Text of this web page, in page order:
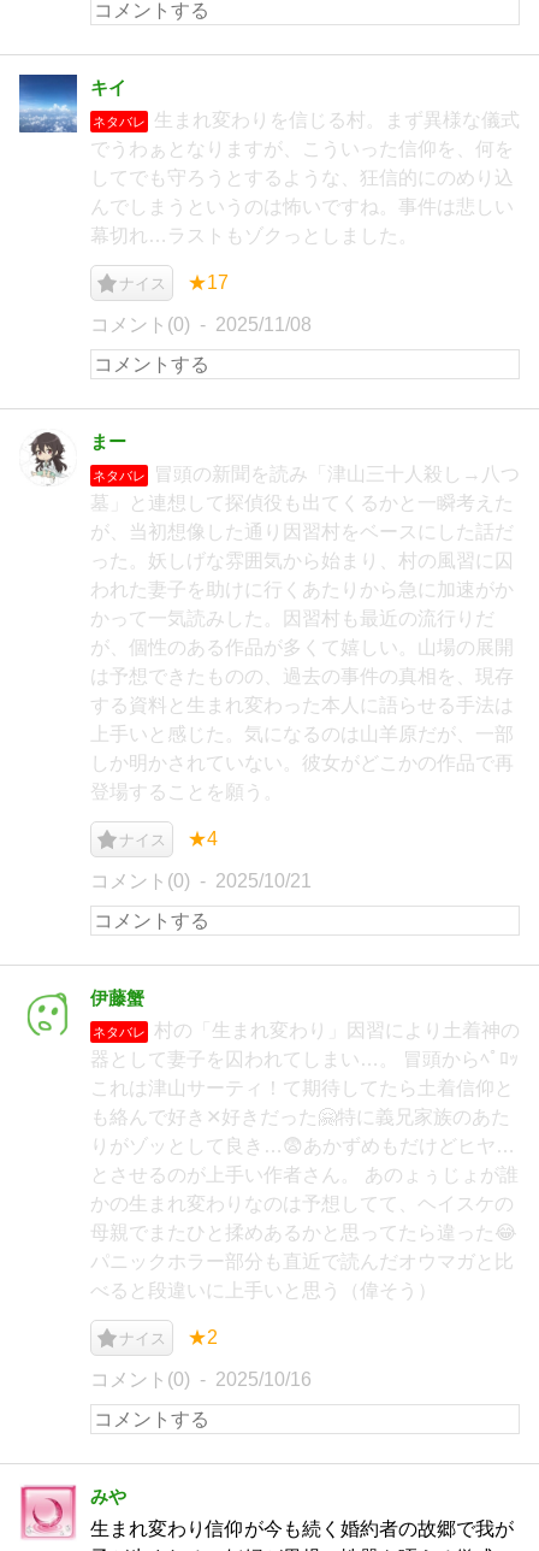
キイ
ネタバレ
生まれ変わりを信じる村。まず異様な儀式
でうわぁとなりますが、こういった信仰を、何を
してでも守ろうとするような、狂信的にのめり込
んでしまうというのは怖いですね。事件は悲しい
幕切れ…ラストもゾクっとしました。
ナイス ★17
コメント(0) 2025/11/08
まー
ネタバレ
冒頭の新聞を読み「津山三十人殺し→八つ
墓」と連想して探偵役も出てくるかと一瞬考えた
が、当初想像した通り因習村をベースにした話だ
った。妖しげな雰囲気から始まり、村の風習に囚
われた妻子を助けに行くあたりから急に加速がか
かって一気読みした。因習村も最近の流行りだ
が、個性のある作品が多くて嬉しい。山場の展開
は予想できたものの、過去の事件の真相を、現存
する資料と生まれ変わった本人に語らせる手法は
上手いと感じた。気になるのは山羊原だが、一部
しか明かされていない。彼女がどこかの作品で再
登場することを願う。
ナイス ★4
コメント(0) 2025/10/21
伊藤蟹
ネタバレ
村の「生まれ変わり」因習により土着神の
器として妻子を囚われてしまい…。 冒頭からﾍﾟﾛｯ
これは津山サーティ！て期待してたら土着信仰と
も絡んで好き✕好きだった🤗特に義兄家族のあた
りがゾッとして良き…😨あかずめもだけどヒヤ…
とさせるのが上手い作者さん。 あのょぅじょが誰
かの生まれ変わりなのは予想してて、ヘイスケの
母親でまたひと揉めあるかと思ってたら違った😂
パニックホラー部分も直近で読んだオウマガと比
べると段違いに上手いと思う（偉そう）
ナイス ★2
コメント(0) 2025/10/16
みや
生まれ変わり信仰が今も続く婚約者の故郷で我が